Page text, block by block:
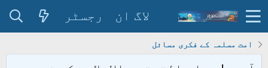
لاگ ان رجسٹر
امت مسلمہ کے فکری مسائل